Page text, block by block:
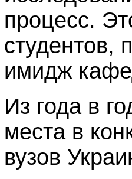
процесс.
студентов,
имидж
Из года в
места в
вузов